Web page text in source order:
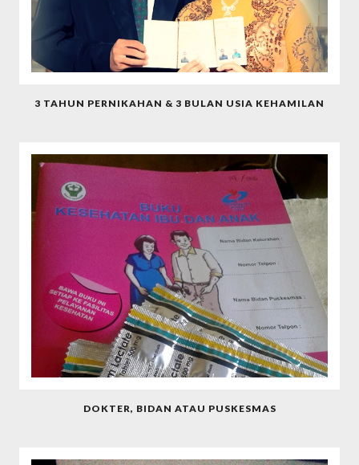
3 TAHUN PERNIKAHAN & 3 BULAN USIA KEHAMILAN
DOKTER, BIDAN ATAU PUSKESMAS